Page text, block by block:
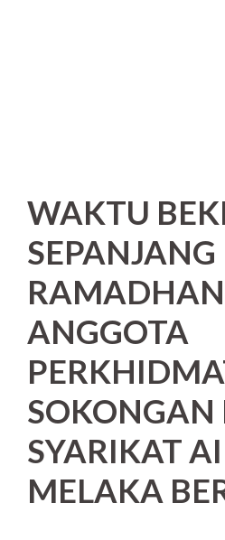
WAKTU
ANGGOTA
SOKONGAN
SYARIKAT
MELAKA